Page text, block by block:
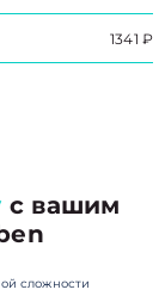
1341 ₽
с вашим
сложности